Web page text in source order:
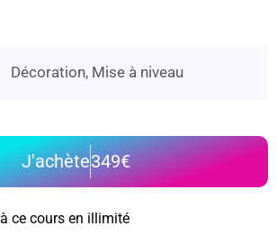
Décoration, Mise à niveau
J'achète349€
ce cours en illimité